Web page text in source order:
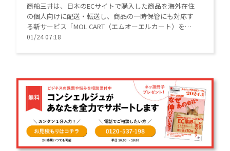
商船三井は、日本のECサイトで購入した商品を海外在住
の個人向けに配送・転送し、商品の一時保管にも対応す
る新サービス「MOL CART（エムオーエルカート）を開
始した。
01/24 07:18